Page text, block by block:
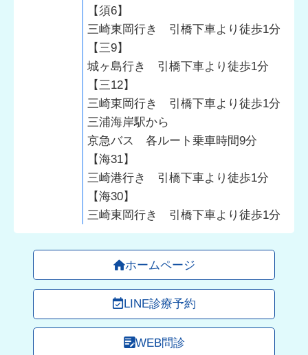
【須6】
三崎東岡行き 引橋下車より徒歩1分
【三9】
城ヶ島行き 引橋下車より徒歩1分
【三12】
三崎東岡行き 引橋下車より徒歩1分
三浦海岸駅から
京急バス 各ルート乗車時間9分
【海31】
三崎港行き 引橋下車より徒歩1分
【海30】
三崎東岡行き 引橋下車より徒歩1分
ホームページ
LINE診療予約
WEB問診